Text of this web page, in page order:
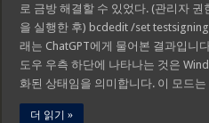
로 금방 해결할 수 있었다. (관리자
을 실행한 후) bcdedit /set
래는 ChatGPT에게 물어본 결과입니
도우 우측 하단에 나타나는 것은
화된 상태임을 의미합니다. 이 모드
더 읽기 »